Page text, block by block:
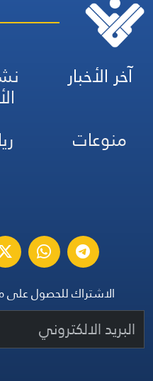
آخر الأخبار
منوعات
الاشتراك للحصول